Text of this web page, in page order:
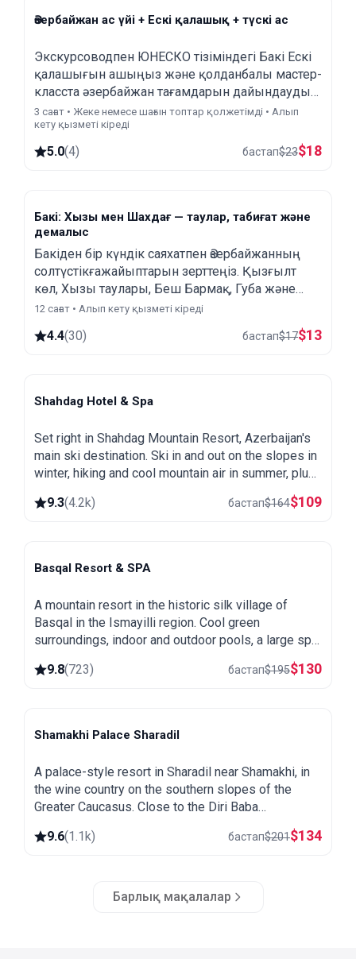
Әзербайжан ас үйі + Ескі қалашық + түскі ас
Экскурсоводпен ЮНЕСКО тізіміндегі Бакі Ескі
қалашығын ашыңыз жəне қолданбалы мастер-
класста әзербайжан тағамдарын дайындауды
үйреніңіз. Белгілі орындарды қараңыз жəне
жергілікті тәттілермен дәстүрлі шай іңіз.
3 сағат • Жеке немесе шағын топтар қолжетімді • Алып
кету қызметі кіреді
5.0(4) бастап$23$18
Бакі: Хызы мен Шахдағ — таулар, табиғат және
демалыс
Бакіден бір күндік саяхатпен Әзербайжанның
солтүстікғажайыптарын зерттеңіз. Қызғылт
көл, Хызы таулары, Беш Бармақ, Губа және
Шахдағ тау курортын қараңыз.
12 сағат • Алып кету қызметі кіреді
4.4(30) бастап$17$13
Shahdag
Shahdag Hotel & Spa
Set right in Shahdag Mountain Resort, Azerbaijan's
main ski destination. Ski in and out on the slopes in
winter, hiking and cool mountain air in summer, plus
9.3(4.2k) бастап$164$109
Basqal
Basqal Resort & SPA
A mountain resort in the historic silk village of
Basqal in the Ismayilli region. Cool green
surroundings, indoor and outdoor pools, a large spa
and easy trips to Lahij and the Ismayilli mountains.
9.8(723) бастап$195$130
Shamakhi
Shamakhi Palace Sharadil
A palace-style resort in Sharadil near Shamakhi, in
the wine country on the southern slopes of the
Greater Caucasus. Close to the Diri Baba
Pirqulu forests.
9.6(1.1k) бастап$201$134
Барлық мақалалар